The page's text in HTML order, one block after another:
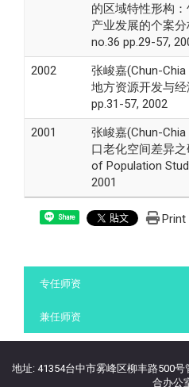
的区域特性形构
产业发展的个案
no.36 pp.29-57,
2002
张峻嘉(Chun-
地方资源开发与
pp.31-57, 2002
2001
张峻嘉(Chun-
口老化空间差异
of Population
2001
Share Print
专任师资
兼任师资
地址: 41354台中市雾峰区柳丰路500
合办公